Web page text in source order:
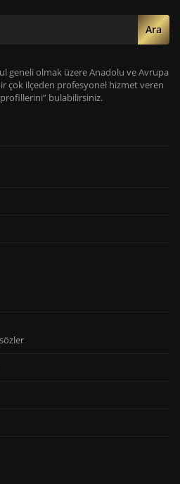
Ara
geneli olmak üzere Anadolu ve Avrupa
çok ilçeden profesyonel hizmet veren
bulabilirsiniz.